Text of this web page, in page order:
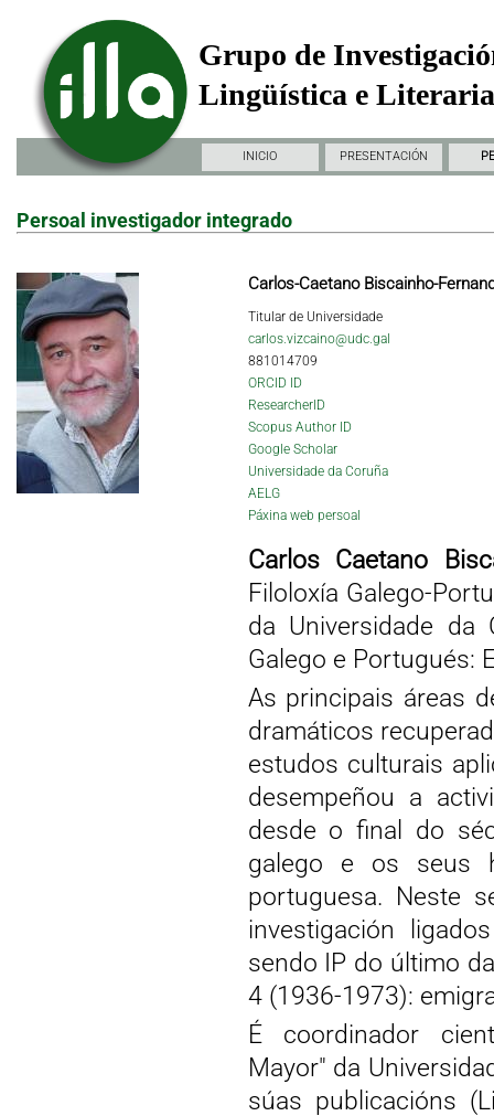
Grupo de
Lingüística e
INICIO PRESENTACIÓN
Persoal investigador integrado
Carlos-Caetano Biscainho-
Titular de Universidade
carlos.vizcaino@udc.gal
881014709
ORCID ID
ResearcherID
Scopus Author ID
Google Scholar
Universidade da Coruña
AELG
Páxina web persoal
Carlos Caetano
Filoloxía Galego-
da Universidade
Galego e Portugués:
As principais áreas
dramáticos
estudos culturais
desempeñou a
desde o final do
galego e os seus
portuguesa. Neste
investigación
sendo IP do último
4 (1936-1973):
É coordinador
Mayor" da
súas publicacións